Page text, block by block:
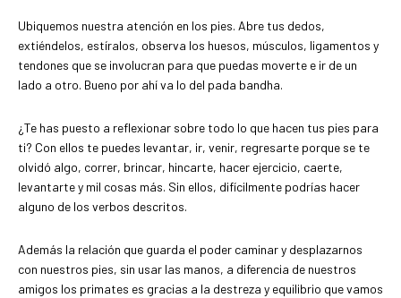
Ubiquemos nuestra atención en los pies. Abre tus dedos,
extiéndelos, estíralos, observa los huesos, músculos, ligamentos y
tendones que se involucran para que puedas moverte e ir de un
lado a otro. Bueno por ahí va lo del pada bandha.
¿Te has puesto a reflexionar sobre todo lo que hacen tus pies para
ti? Con ellos te puedes levantar, ir, venir, regresarte porque se te
olvidó algo, correr, brincar, hincarte, hacer ejercicio, caerte,
levantarte y mil cosas más. Sin ellos, difícilmente podrías hacer
alguno de los verbos descritos.
Además la relación que guarda el poder caminar y desplazarnos
con nuestros pies, sin usar las manos, a diferencia de nuestros
amigos los primates es gracias a la destreza y equilibrio que vamos